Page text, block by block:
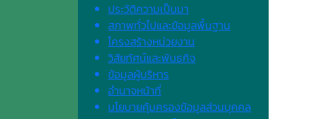
ประวัติความเป็นมา
สภาพทั่วไปและข้อมูลพื้นฐาน
โครงสร้างหน่วยงาน
วิสัยทัศน์และพันธกิจ
ข้อมูลผู้บริหาร
อำนาจหน้าที่
นโยบายคุ้มครองข้อมูลส่วนบุคคล